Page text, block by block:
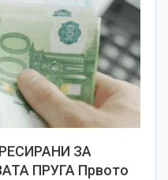
ЗА
ПРУГА Првото